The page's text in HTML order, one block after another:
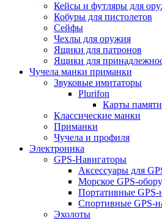
Кейсы и футляры для
Кобуры для пистолетов
Сейфы
Чехлы для оружия
Ящики для патронов
Ящики для
Чучела манки приманки
Звуковые имитаторы
Plurifon
Карты памяти
Классические манки
Приманки
Чучела и профиля
Электроника
GPS-Навигаторы
Аксессуары для
Морское GPS-
Портативные GPS-
Спортивные GPS-
Эхолоты